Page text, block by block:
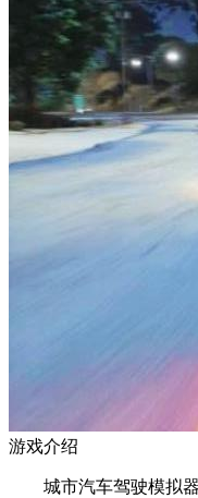
游戏介绍
城市汽车驾驶模拟器